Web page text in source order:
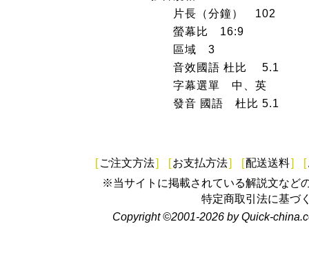
片長（分鐘） 102
螢幕比 16:9
區域 3
音效國語 杜比 5.1
字幕選單 中、英
發音 國語 杜比 5.1
[ ご注文方法] [お支払方法] [配送送料] [
※当サイトに掲載されている解説文など
特定商取引法に基づ
Copyright ©2001-2026 by Quick-